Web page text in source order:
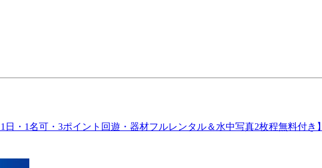
・1名可・3ポイント回遊・器材フルレンタル＆水中写真2枚程無料付き】